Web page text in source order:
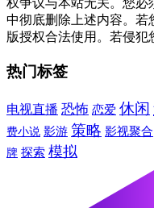
权争议与本站无关。您必
中彻底删除上述内容。若
版授权合法使用。若侵犯
热门标签
电视直播 恐怖 恋爱 休闲
费小说 影游 策略 影视聚合
牌 探索 模拟